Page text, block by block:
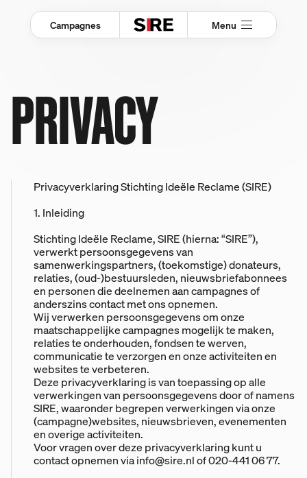
Campagnes Menu
PRIVACY
Privacyverklaring Stichting Ideële Reclame (SIRE)
1. Inleiding
Stichting Ideële Reclame, SIRE (hierna: “SIRE”),
verwerkt persoonsgegevens van
samenwerkingspartners, (toekomstige) donateurs,
relaties, (oud-)bestuursleden, nieuwsbriefabonnees
en personen die deelnemen aan campagnes of
anderszins contact met ons opnemen.
Wij verwerken persoonsgegevens om onze
maatschappelijke campagnes mogelijk te maken,
relaties te onderhouden, fondsen te werven,
communicatie te verzorgen en onze activiteiten en
websites te verbeteren.
Deze privacyverklaring is van toepassing op alle
verwerkingen van persoonsgegevens door of namens
SIRE, waaronder begrepen verwerkingen via onze
(campagne)websites, nieuwsbrieven, evenementen
en overige activiteiten.
Voor vragen over deze privacyverklaring kunt u
contact opnemen viainfo@sire.nlof 020-441 06 77.